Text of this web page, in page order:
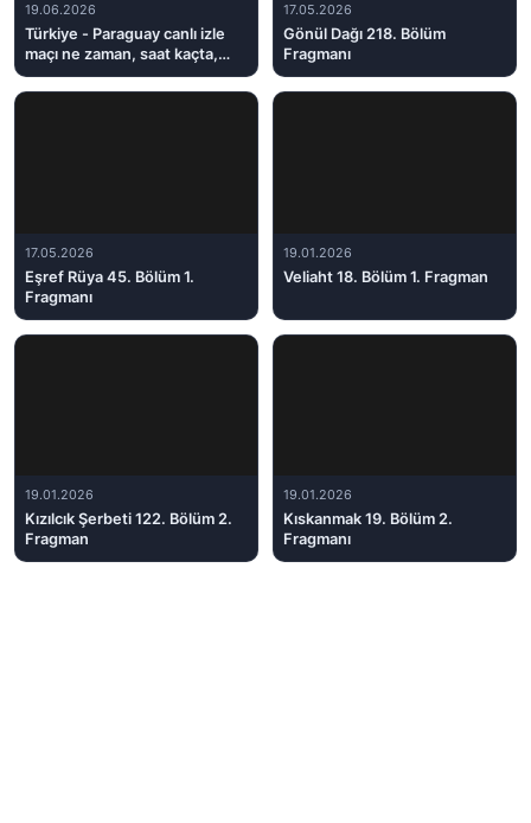
19.06.2026
Türkiye - Paraguay canlı izle
maçı ne zaman, saat kaçta,
hangi kanalda?
17.05.2026
Gönül Dağı 218. Bölüm
Fragmanı
17.05.2026
Eşref Rüya 45. Bölüm 1.
Fragmanı
19.01.2026
Veliaht 18. Bölüm 1. Fragman
19.01.2026
Kızılcık Şerbeti 122. Bölüm 2.
Fragman
19.01.2026
Kıskanmak 19. Bölüm 2.
Fragmanı